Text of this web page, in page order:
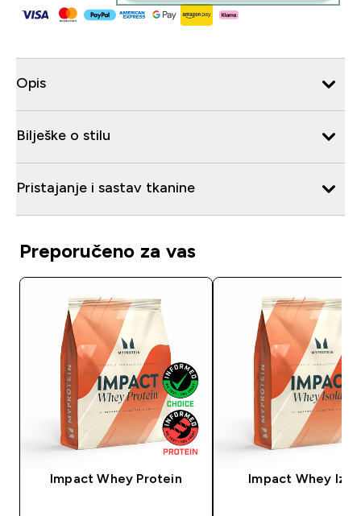
Opis
Bilješke o stilu
Pristajanje i sastav tkanine
Preporučeno za vas
Impact Whey Protein Impact Whey